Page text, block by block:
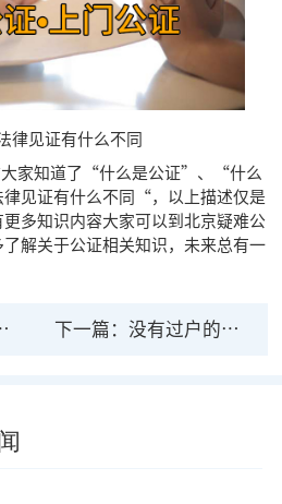
律见证有什么不同
家知道了“什么是公证”、“什么
见证有什么不同“，以上描述仅是
多知识内容大家可以到北京疑难公
解关于公证相关知识，未来总有一
下一篇： 没有过户的汽车做汽车财产公证有法律效力吗